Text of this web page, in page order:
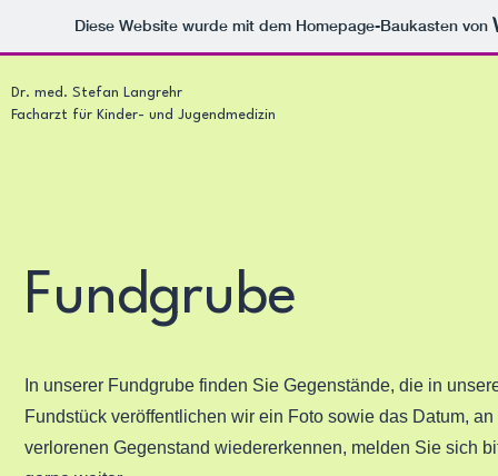
Diese Website wurde mit dem Homepage-Baukasten von
Dr. med. Stefan Langrehr
Facharzt für Kinder- und Jugendmedizin
Fundgrube
In unserer Fundgrube finden Sie Gegenstände, die in
Fundstück veröffentlichen wir ein Foto sowie das Datum,
verlorenen Gegenstand wiedererkennen, melden Sie sich